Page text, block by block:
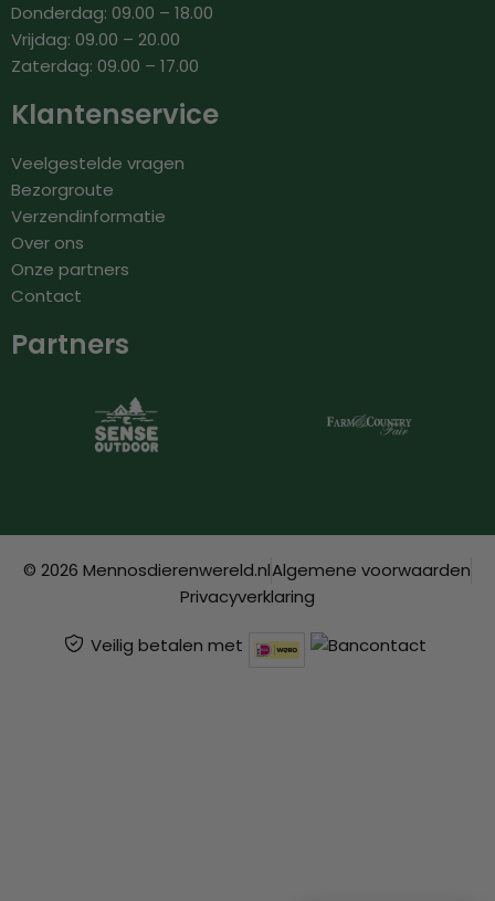
Donderdag: 09.00 – 18.00
Vrijdag: 09.00 – 20.00
Zaterdag: 09.00 – 17.00
Klantenservice
Veelgestelde vragen
Bezorgroute
Verzendinformatie
Over ons
Onze partners
Contact
Partners
© 2026 Mennosdierenwereld.nlAlgemene voorwaarden
Privacyverklaring
Veilig betalen met